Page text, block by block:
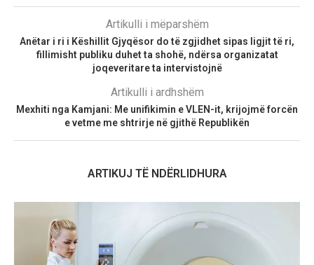
Artikulli i mëparshëm
Anëtar i ri i Këshillit Gjyqësor do të zgjidhet sipas ligjit të ri,
fillimisht publiku duhet ta shohë, ndërsa organizatat
joqeveritare ta intervistojnë
Artikulli i ardhshëm
Mexhiti nga Kamjani: Me unifikimin e VLEN-it, krijojmë forcën
e vetme me shtrirje në gjithë Republikën
ARTIKUJ TË NDËRLIDHURA